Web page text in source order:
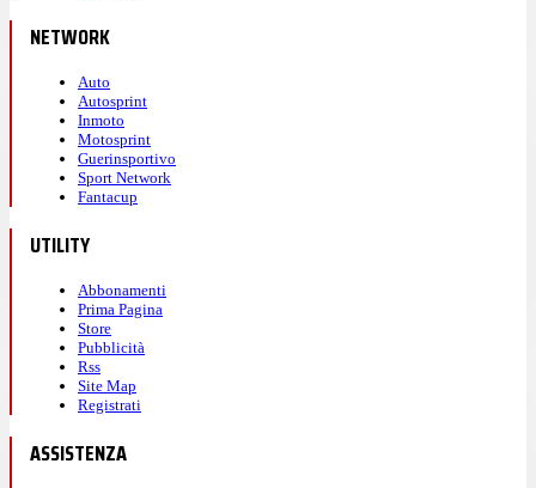
NETWORK
Auto
Autosprint
Inmoto
Motosprint
Guerinsportivo
Sport Network
Fantacup
UTILITY
Abbonamenti
Prima Pagina
Store
Pubblicità
Rss
Site Map
Registrati
ASSISTENZA